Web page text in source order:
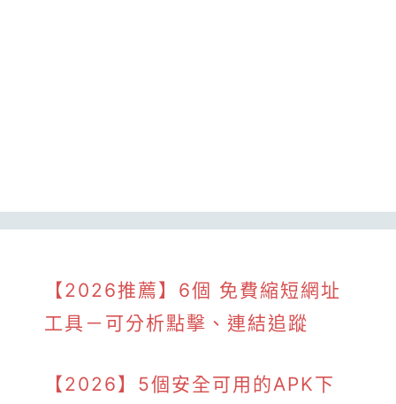
【2026推薦】6個 免費縮短網址
工具－可分析點擊、連結追蹤
【2026】5個安全可用的APK下